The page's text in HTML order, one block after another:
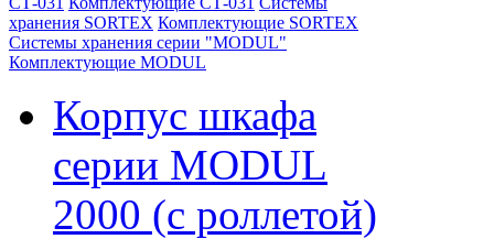
хранения SORTEX Комплектующие SORTEX
Системы хранения серии "MODUL"
Комплектующие MODUL
Корпус шкафа
серии MODUL
2000 (с роллетой)